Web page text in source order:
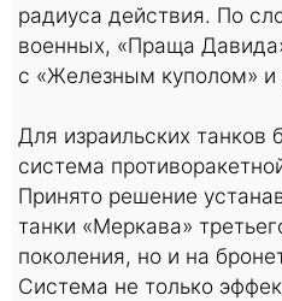
радиуса действия. По
военных, «Праща
с «Железным куполом» и
Для израильских танков
система
Принято решение
танки «Меркава»
поколения, но и на
Система не только